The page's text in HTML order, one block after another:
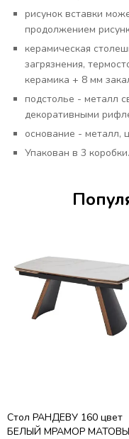
рисунок вставки
продолжением
керамическая
загрязнения,
керамика + 8 мм
подстолье - металл
декоративными
основание - металл,
Упакован в 3 коробки.
Стол РАНДЕВУ 160 цвет
БЕЛЫЙ МРАМОР